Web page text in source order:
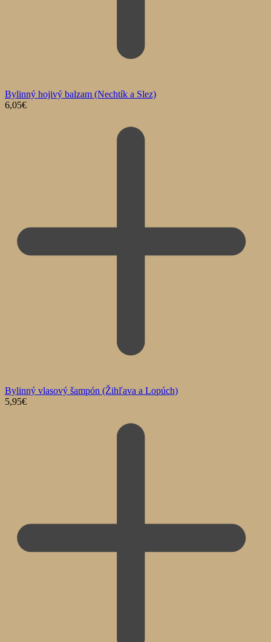
Bylinný hojivý balzam (Nechtík a Slez)
6,05€
Bylinný vlasový šampón (Žihľava a Lopúch)
5,95€